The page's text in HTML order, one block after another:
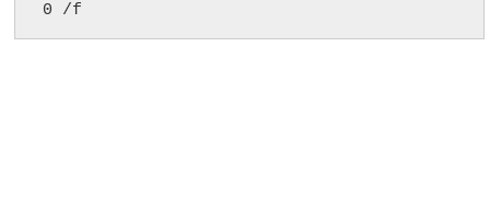
0 /f